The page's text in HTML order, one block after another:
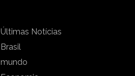
Últimas Notícias
Brasil
mundo